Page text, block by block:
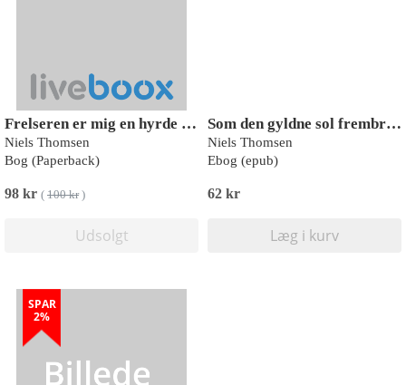
Frelseren er mig en hyrde god
Niels Thomsen
Bog (Paperback)
98 kr ( 100 kr)
Udsolgt
Som den gyldne sol frembryder
Niels Thomsen
Ebog (epub)
62 kr
Læg i kurv
SPAR
2%